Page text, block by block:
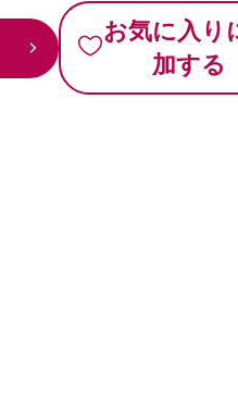
お気に入り
加する